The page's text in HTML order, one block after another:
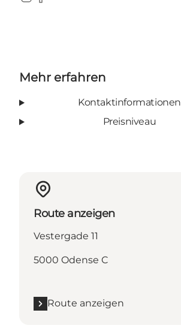
Instagram
Facebook
Mehr erfahren
Kontaktinformationen
Preisniveau
Route anzeigen
Vestergade 11
5000 Odense C
Route anzeigen